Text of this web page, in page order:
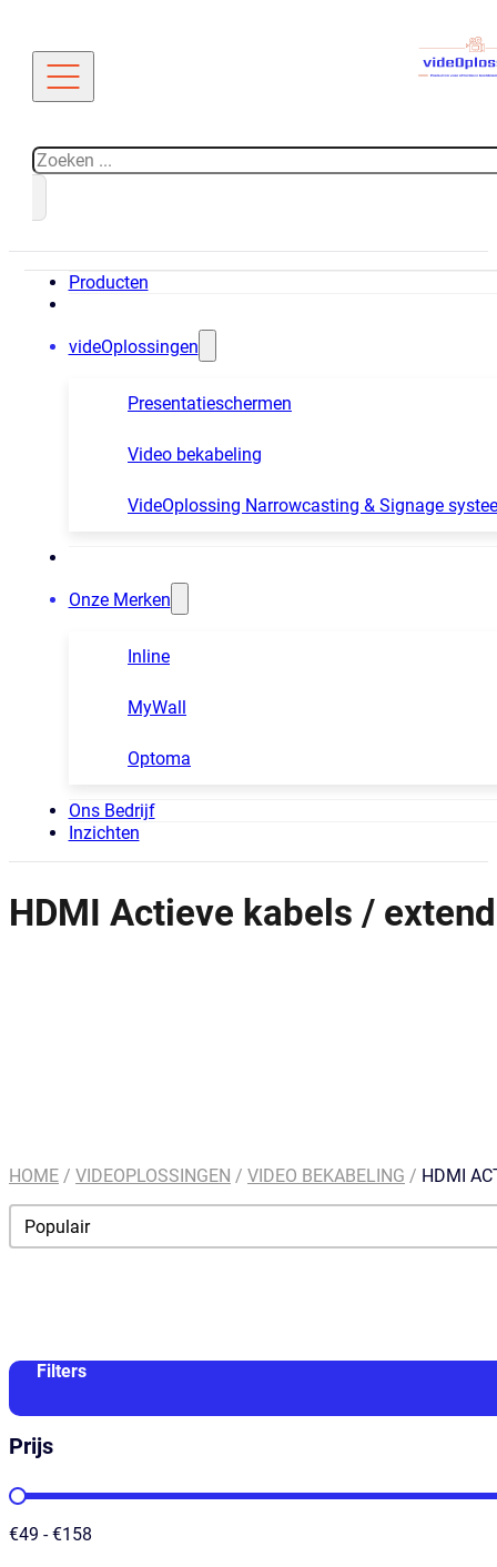
Zoeken
Producten
videOplossingen
Presentatieschermen
Video bekabeling
VideOplossing Narrowcasting & Signage
Onze Merken
Inline
MyWall
Optoma
Ons Bedrijf
Inzichten
HDMI Actieve kabels /
HOME / VIDEOPLOSSINGEN / VIDEO BEKABELING / HDMI
Order By
Sort content
Filters
Prijs
Prijs
€49 - €158